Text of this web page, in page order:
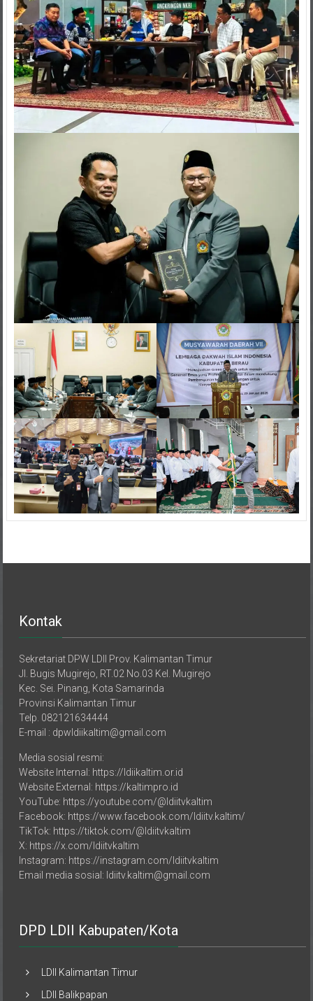
Kontak
Sekretariat DPW LDII Prov. Kalimantan Timur
Jl. Bugis Mugirejo, RT.02 No.03 Kel. Mugirejo
Kec. Sei. Pinang, Kota Samarinda
Provinsi Kalimantan Timur
Telp. 082121634444
E-mail : dpwldiikaltim@gmail.com
Media sosial resmi:
Website Internal: https://ldiikaltim.or.id
Website External: https://kaltimpro.id
YouTube: https://youtube.com/@ldiitvkaltim
Facebook: https://www.facebook.com/ldiitv.kaltim/
TikTok: https://tiktok.com/@ldiitvkaltim
X: https://x.com/ldiitvkaltim
Instagram: https://instagram.com/ldiitvkaltim
Email media sosial: ldiitv.kaltim@gmail.com
DPD LDII Kabupaten/Kota
LDII Kalimantan Timur
LDII Balikpapan